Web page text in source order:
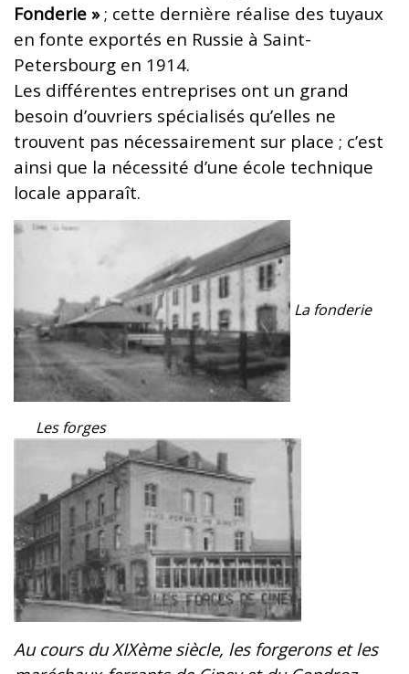
Fonderie »; cette dernière réalise des tuyaux
en fonte exportés en Russie à Saint-
Petersbourg en 1914.
Les différentes entreprises ont un grand
besoin d’ouvriers spécialisés qu’elles ne
trouvent pas nécessairement sur place ; c’est
ainsi que la nécessité d’une école technique
locale apparaît.
La fonderie
Les forges
Au cours du XIXème siècle, les forgerons et les